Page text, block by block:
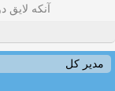
آنکه
مدیر کل